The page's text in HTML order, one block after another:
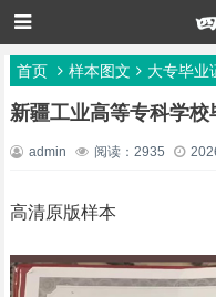
首页 样本图文 大专毕业
新疆工业高等专科学校
admin 阅读：2935
高清原版样本